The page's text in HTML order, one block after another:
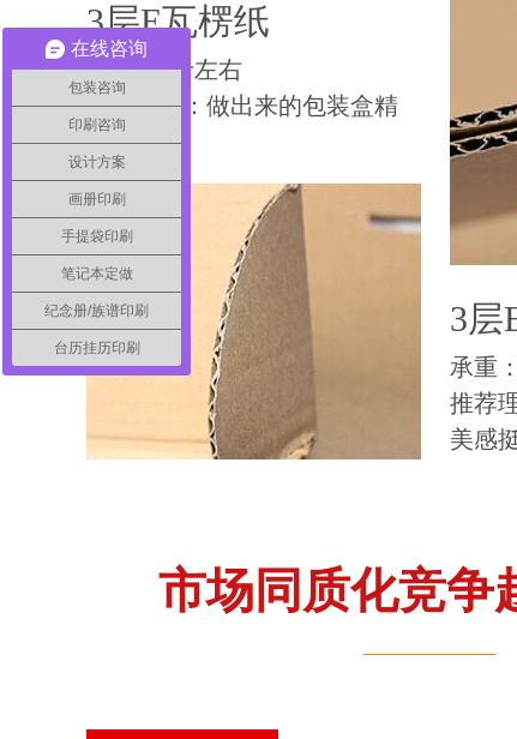
3层E瓦楞纸
承重：5斤左右
推荐理由：做出来的包装盒精
致美观
3层
承重
推荐
美感
市场同质化竞争
在线咨询
包装咨询
印刷咨询
设计方案
画册印刷
手提袋印刷
笔记本定做
纪念册/族谱印刷
台历挂历印刷